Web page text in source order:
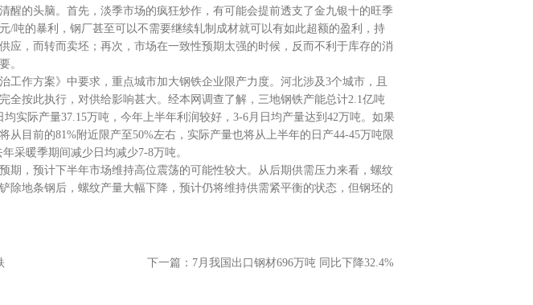
醒的头脑。首先，淡季市场的疯狂炒作，有可能会提前透支了金九银十的旺季
/吨的暴利，钢厂甚至可以不需要继续轧制成材就可以有如此超额的盈利，持
应，而转而卖坯；再次，市场在一致性预期太强的时候，反而不利于库存的消
。
工作方案》中要求，重点城市加大钢铁企业限产力度。河北涉及3个城市，且
全按此执行，对供给影响甚大。经本网调查了解，三地钢铁产能总计2.1亿吨
实际产量37.15万吨，今年上半年利润较好，3-6月日均产量达到42万吨。如果
从目前的81%附近限产至50%左右，实际产量也将从上半年的日产44-45万吨限
采暖季期间减少日均减少7-8万吨。
期，预计下半年市场维持高位震荡的可能性较大。从后期供需压力来看，螺纹
除地条钢后，螺纹产量大幅下降，预计仍将维持供需紧平衡的状态，但钢坯的
下一篇： 7月我国出口钢材696万吨 同比下降32.4%